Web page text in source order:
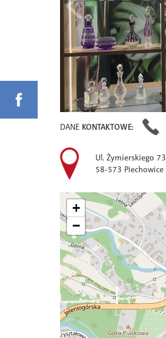
DANE KONTAKTOWE:
Ul. Żymierskiego 73
58-573 Piechowice
+
−